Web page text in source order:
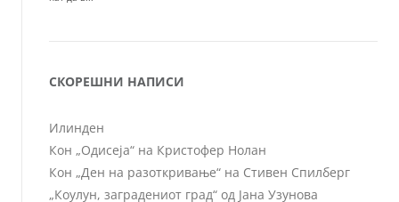
СКОРЕШНИ НАПИСИ
Илинден
Кон „Одисеја“ на Кристофер Нолан
Кон „Ден на разоткривање“ на Стивен Спилберг
„Коулун, заградениот град“ од Јана Узунова